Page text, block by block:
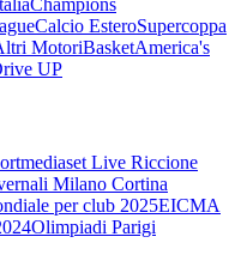
Champions
Calcio EsteroSupercoppa
MotoriBasketAmerica's
UP
Live Riccione
Milano Cortina
per club 2025EICMA
Olimpiadi Parigi